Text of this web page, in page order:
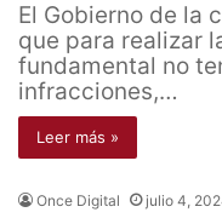
El Gobierno de la
que para realizar
fundamental no
infracciones,…
Leer más »
Once Digital julio 4,